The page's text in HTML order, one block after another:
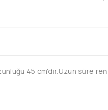
45 cm'dir.Uzun süre